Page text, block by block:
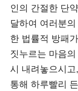
인의 간절한 단
달하여 여러분
한 법률적 방패
짓누르는 마음
시 내려놓으시
통해 하루빨리